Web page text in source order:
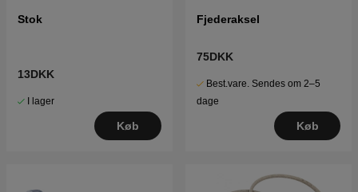
Stok
13DKK
I lager
Køb
Fjederaksel
75DKK
Best.vare. Sendes om 2–5
dage
Køb